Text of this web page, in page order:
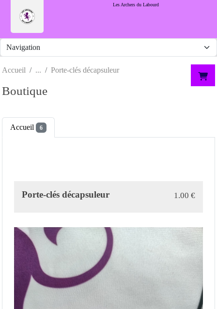
Les Archers du Labourd
Accueil Porte-clés décapsuleur
Boutique
Accueil 6
Porte-clés décapsuleur 1.00 €